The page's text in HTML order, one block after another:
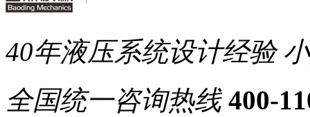
40年液压系统设计经验
全国统一咨询热线 400-